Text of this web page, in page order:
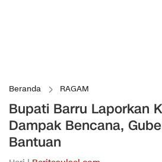
Beranda RAGAM
Bupati Barru Laporkan
Dampak Bencana,
Bantuan